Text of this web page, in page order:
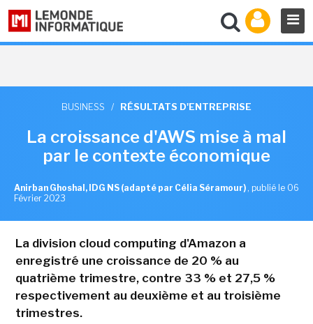
BUSINESS / RÉSULTATS D'ENTREPRISE
La croissance d'AWS mise à mal
par le contexte économique
Anirban Ghoshal, IDG NS (adapté par Célia Séramour) , publié le 06
Février 2023
La division cloud computing d'Amazon a
enregistré une croissance de 20 % au
quatrième trimestre, contre 33 % et 27,5 %
respectivement au deuxième et au troisième
trimestres.